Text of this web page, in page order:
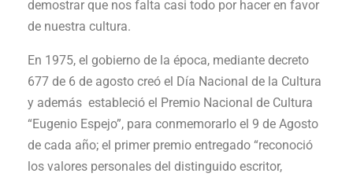
demostrar que nos falta casi todo por hacer en favor
de nuestra cultura.
En 1975, el gobierno de la época, mediante decreto
677 de 6 de agosto creó el Día Nacional de la Cultura
y además estableció el Premio Nacional de Cultura
“Eugenio Espejo”, para conmemorarlo el 9 de Agosto
de cada año; el primer premio entregado “reconoció
los valores personales del distinguido escritor,